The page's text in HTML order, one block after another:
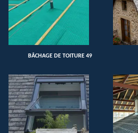
BÂCHAGE DE TOITURE 49